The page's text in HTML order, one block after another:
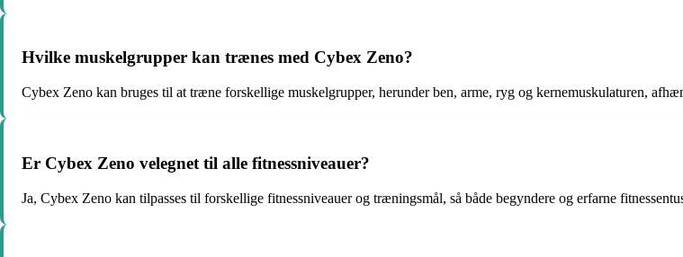
Hvilke muskelgrupper kan trænes med Cybex Zeno?
Cybex Zeno kan bruges til at træne forskellige muskelgrupper, herunder ben, arme, ryg og kernemuskulaturen,
Er Cybex Zeno velegnet til alle fitnessniveauer?
Ja, Cybex Zeno kan tilpasses til forskellige fitnessniveauer og træningsmål, så både begyndere og erfarne